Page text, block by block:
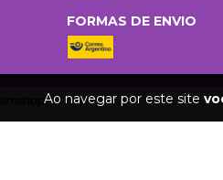
Ao navegar por este site
FORMAS DE ENVIO